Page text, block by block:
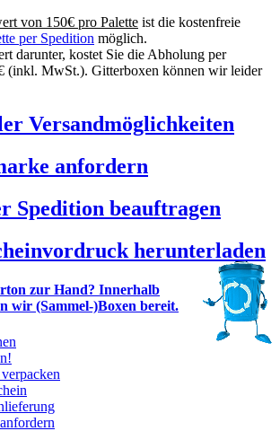
von 150€ pro Palette ist die kostenfreie
per Spedition möglich.
darunter, kostet Sie die Abholung per
(inkl. MwSt.). Gitterboxen können wir leider
Versandmöglichkeiten
anfordern
Spedition beauftragen
herunterladen
zur Hand? Innerhalb
wir (Sammel-)Boxen bereit.